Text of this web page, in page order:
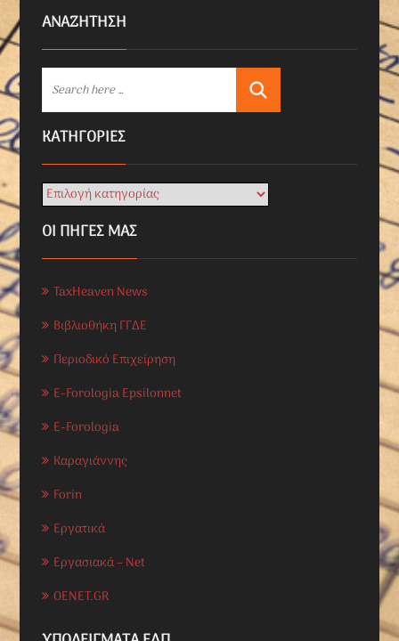
ΑΝΑΖΗΤΗΣΗ
KΑΤΗΓΟΡΊΕΣ
ΟΙ ΠΗΓΕΣ ΜΑΣ
TaxHeaven News
Βιβλιοθήκη ΓΓΔΕ
Περιοδικό Επιχείρηση
E-Forologia Epsilonnet
E-Forologia
Καραγιάννης
Forin
Εργατικά
Εργασιακά – Net
OENET.GR